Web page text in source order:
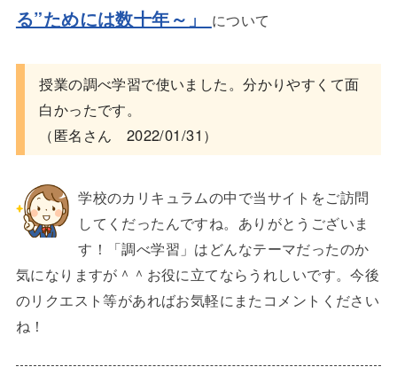
る”ためには数十年～ 」 について
授業の調べ学習で使いました。分かりやすくて面
白かったです。
（匿名さん 2022/01/31）
学校のカリキュラムの中で当サイトをご訪問
してくだったんですね。ありがとうございま
す！「調べ学習」はどんなテーマだったのか
気になりますが＾＾お役に立てならうれしいです。今後
のリクエスト等があればお気軽にまたコメントください
ね！